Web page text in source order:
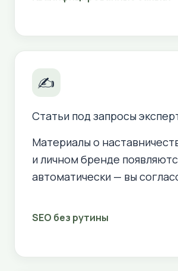
✍
Статьи под запросы
Материалы о
и личном бренде
автоматически — вы
SEO без рутины